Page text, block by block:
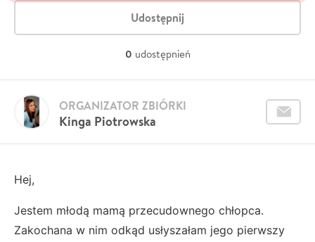
Udostępnij
0 udostępnień
Kinga Piotrowska
ORGANIZATOR ZBIÓRKI
Hej,
Jestem młodą mamą przecudownego chłopca.
Zakochana w nim odkąd usłyszałam jego pierwszy